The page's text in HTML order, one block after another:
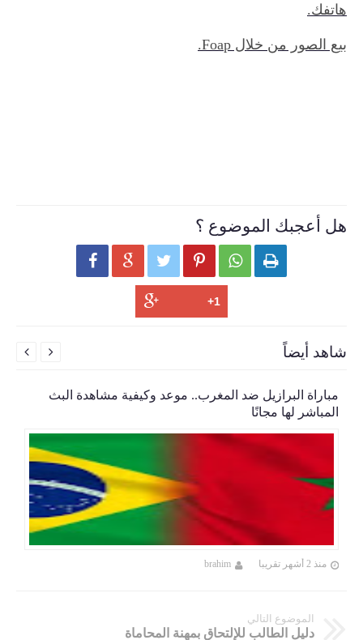
هاتفك.
بيع الصور من خلال Foap.
هل أعجبك الموضوع ؟
     
شاهد أيضاً
مباراة البرازيل ضد المغرب.. موعد وكيفية مشاهدة البث
المباشر لها مجانًا
منذ 2 أشهر تقريبا brahim
 
الموضوع التالي
دليل الطالب للإلتحاق بمهنة المحاماة